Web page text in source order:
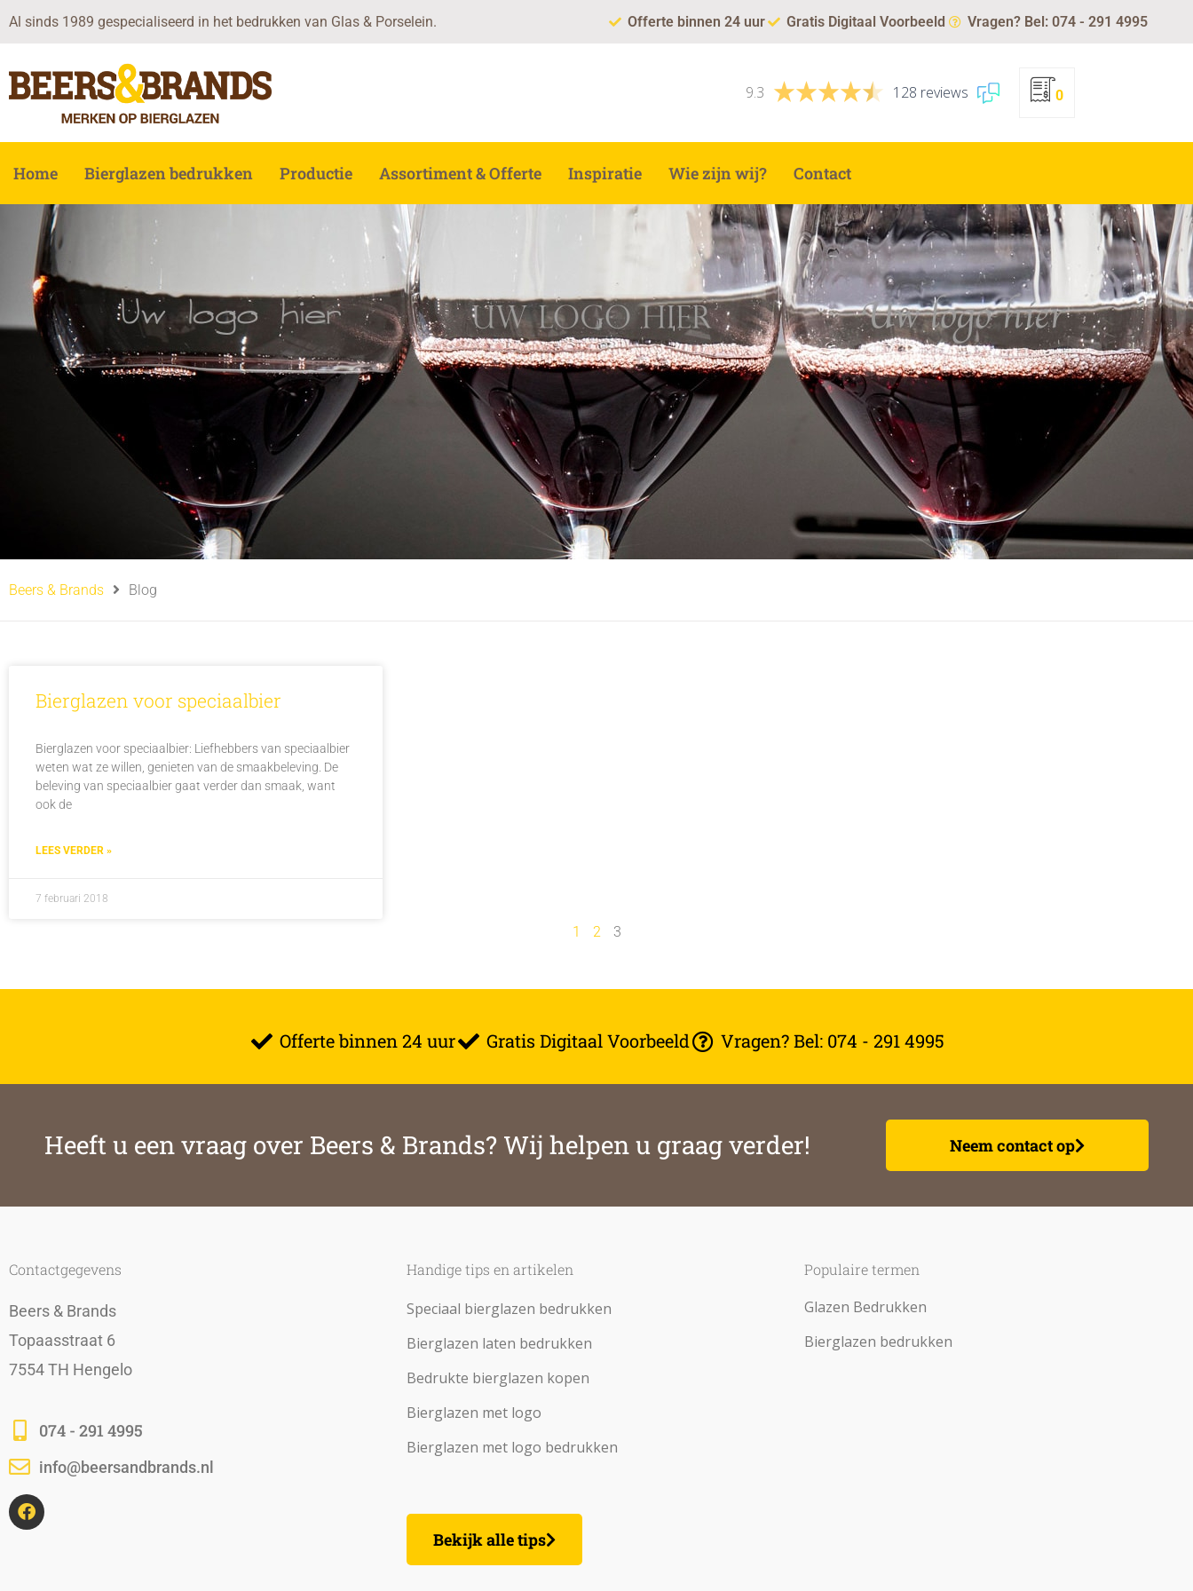
Ga
inhoud
Al sinds 1989 gespecialiseerd in het bedrukken van Glas & Porselein. Offerte binnen 24 uur Gratis Digitaal Voorbeeld Vragen? Bel: 074 - 291 4995
9.3 128 reviews 0
Home Bierglazen bedrukken Productie Assortiment & Offerte Inspiratie Wie zijn wij? Contact
Beers & Brands Blog
Bierglazen voor speciaalbier
Bierglazen voor speciaalbier: Liefhebbers van speciaalbier
weten wat ze willen, genieten van de smaakbeleving. De
beleving van speciaalbier gaat verder dan smaak, want
ook de
LEES VERDER »
7 februari 2018
1 2 3
Offerte binnen 24 uur Gratis Digitaal Voorbeeld Vragen? Bel: 074 - 291 4995
Heeft u een vraag over Beers & Brands? Wij helpen u graag verder! Neem contact op
Contactgegevens
Beers & Brands
Topaasstraat 6
7554 TH Hengelo
074 - 291 4995
info@beersandbrands.nl
F
a
c
Handige tips en artikelen
Speciaal bierglazen bedrukken
Bierglazen laten bedrukken
Bedrukte bierglazen kopen
Bierglazen met logo
Bierglazen met logo bedrukken
Bekijk alle tips
Populaire termen
Glazen Bedrukken
Bierglazen bedrukken